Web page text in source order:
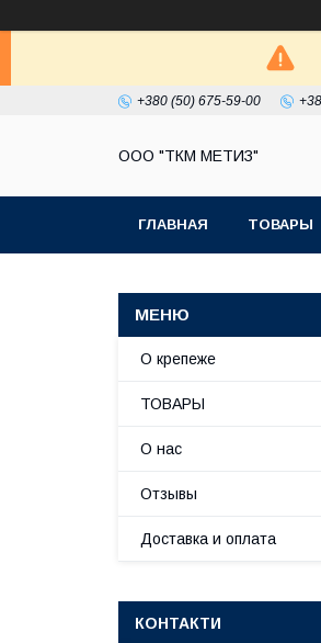
+380 (50) 675-59-00
ООО "ТКМ МЕТИЗ"
ГЛАВНАЯ ТОВАРЫ
О крепеже
ТОВАРЫ
О нас
Отзывы
Доставка и оплата
КОНТАКТИ